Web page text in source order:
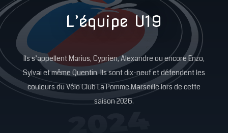
L’équipe U19
Ils s’appellent Marius, Cyprien, Alexandre ou encore Enzo,
Sylvai et même Quentin. Ils sont dix-neuf et défendent les
couleurs du Vélo Club La Pomme Marseille lors de cette
saison 2026.